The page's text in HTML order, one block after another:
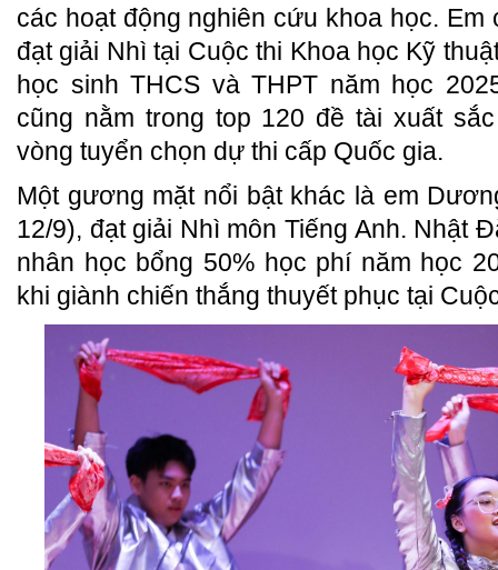
các hoạt động nghiên cứu khoa học.
đạt giải Nhì tại Cuộc thi Khoa học Kỹ
học sinh THCS và THPT năm học
cũng nằm trong top 120 đề tài xuất
vòng tuyển chọn dự thi cấp Quốc gia.
Một gương mặt nổi bật khác là em
12/9), đạt giải Nhì môn Tiếng Anh. Nhật
nhân học bổng 50% học phí năm học
khi giành chiến thắng thuyết phục tại